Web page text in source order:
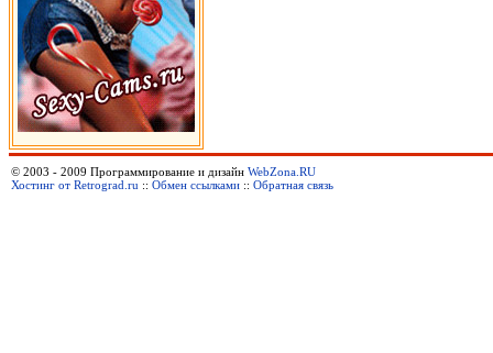
© 2003 - 2009 Программирование и дизайн WebZona.RU
Хостинг от Retrograd.ru :: Обмен ссылками :: Обратная связь